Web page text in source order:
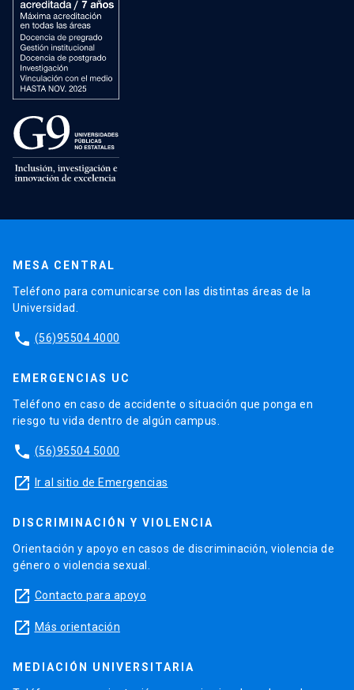
MESA CENTRAL
Teléfono para comunicarse con las distintas áreas de la
Universidad.
phone (56)95504 4000
EMERGENCIAS UC
Teléfono en caso de accidente o situación que ponga en
riesgo tu vida dentro de algún campus.
phone (56)95504 5000
launch Ir al sitio de Emergencias
DISCRIMINACIÓN Y VIOLENCIA
Orientación y apoyo en casos de discriminación, violencia de
género o violencia sexual.
launch Contacto para apoyo
launch Más orientación
MEDIACIÓN UNIVERSITARIA